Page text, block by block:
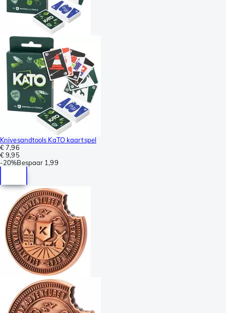
Knivesandtools KaTO kaartspel
€ 7,96
€ 9,95
-20%Bespaar 1,99